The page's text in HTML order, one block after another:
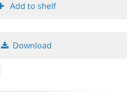
Add to shelf
Download